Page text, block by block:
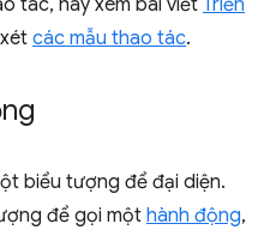
tác, hãy xem bài viết Triển
các mẫu thao tác.
biểu tượng để đại diện.
để gọi mộthành động,